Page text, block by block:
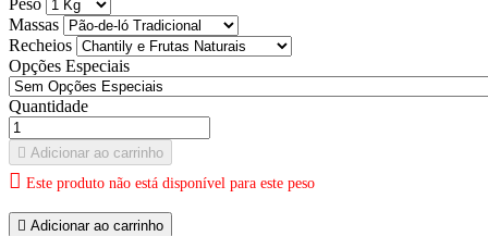
Peso
Massas
Recheios
Opções Especiais
Quantidade
 Adicionar ao carrinho
 Este produto não está disponível para este peso
 Adicionar ao carrinho